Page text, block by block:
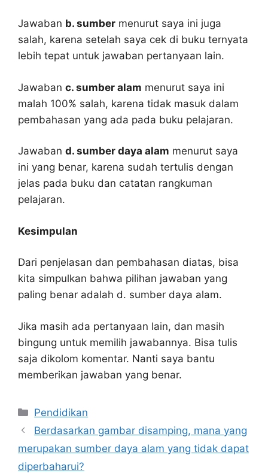
Jawaban b. sumber menurut saya ini juga
salah, karena setelah saya cek di buku ternyata
lebih tepat untuk jawaban pertanyaan lain.
Jawaban c. sumber alam menurut saya ini
malah 100% salah, karena tidak masuk dalam
pembahasan yang ada pada buku pelajaran.
Jawaban d. sumber daya alam menurut saya
ini yang benar, karena sudah tertulis dengan
jelas pada buku dan catatan rangkuman
pelajaran.
Kesimpulan
Dari penjelasan dan pembahasan diatas, bisa
kita simpulkan bahwa pilihan jawaban yang
paling benar adalah d. sumber daya alam.
Jika masih ada pertanyaan lain, dan masih
bingung untuk memilih jawabannya. Bisa tulis
saja dikolom komentar. Nanti saya bantu
memberikan jawaban yang benar.
Kategori
Pendidikan
Berdasarkan gambar disamping, mana yang
merupakan sumber daya alam yang tidak dapat
diperbaharui?